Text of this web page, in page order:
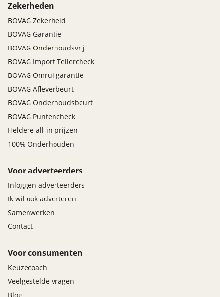
Zekerheden
BOVAG Zekerheid
BOVAG Garantie
BOVAG Onderhoudsvrij
BOVAG Import Tellercheck
BOVAG Omruilgarantie
BOVAG Afleverbeurt
BOVAG Onderhoudsbeurt
BOVAG Puntencheck
Heldere all-in prijzen
100% Onderhouden
Voor adverteerders
Inloggen adverteerders
Ik wil ook adverteren
Samenwerken
Contact
Voor consumenten
Keuzecoach
Veelgestelde vragen
Blog